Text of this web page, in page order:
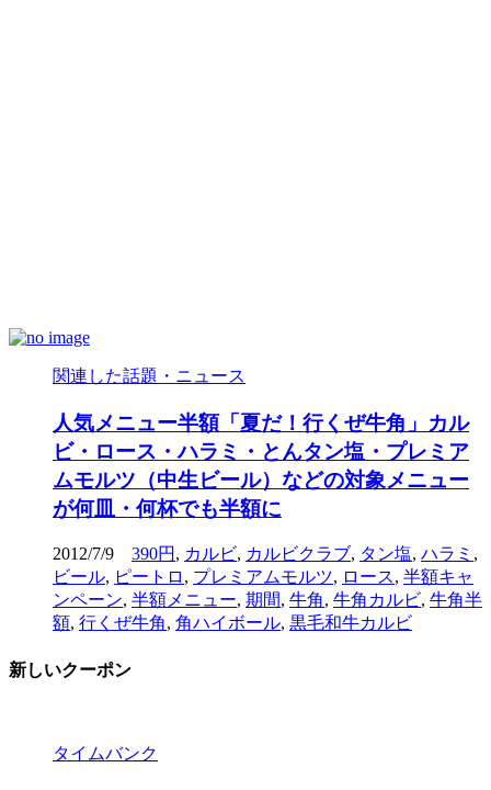
関連した話題・ニュース
人気メニュー半額「夏だ！行くぜ牛角」カル
ビ・ロース・ハラミ・とんタン塩・プレミア
ムモルツ（中生ビール）などの対象メニュー
が何皿・何杯でも半額に
2012/7/9 390円 , カルビ, カルビクラブ, タン塩, ハラミ ,
ビール, ピートロ , プレミアムモルツ, ロース, 半額キャ
ンペーン, 半額メニュー, 期間, 牛角, 牛角カルビ, 牛角半
額, 行くぜ牛角, 角ハイボール, 黒毛和牛カルビ
新しいクーポン
タイムバンク